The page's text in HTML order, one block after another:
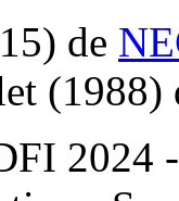
de
(1988)
2024